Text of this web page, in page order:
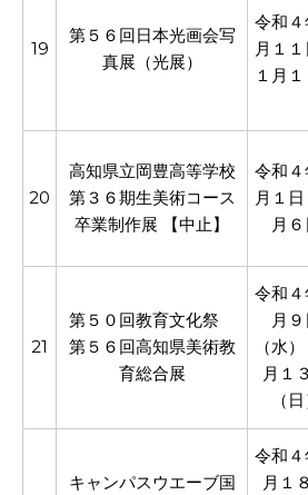
19
第５６回日本光画会写
真展（光展）
令和４
月１１
１月
20
高知県立岡豊高等学校
第３６期生美術コース
卒業制作展 【中止】
令和４
月１日
月６
21
第５０回教育文化祭
第５６回高知県美術教
育総合展
令和４
月９
（水
月１
（日
キャンパスウエーブ国
令和４
月１